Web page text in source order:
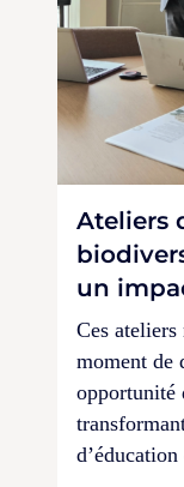
Ateliers
un
Ces
moment de
opportunité